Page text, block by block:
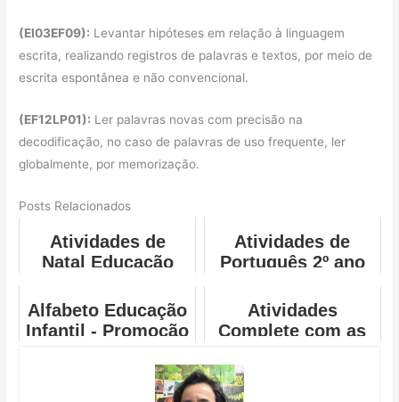
(EI03EF09): Levantar hipóteses em relação à linguagem
escrita, realizando registros de palavras e textos, por meio de
escrita espontânea e não convencional.
(EF12LP01): Ler palavras novas com precisão na
decodificação, no caso de palavras de uso frequente, ler
globalmente, por memorização.
Posts Relacionados
Atividades de
Natal Educação
Atividades de
Português 2º ano
Alfabeto Educação
Infantil - Promoção
Atividades
Complete com as